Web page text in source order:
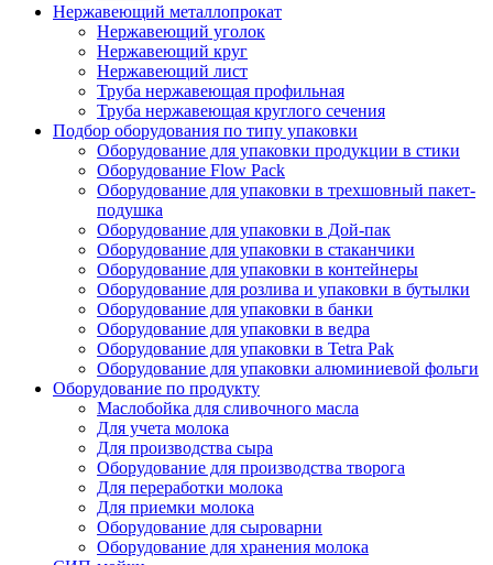
Нержавеющий металлопрокат
Нержавеющий уголок
Нержавеющий круг
Нержавеющий лист
Труба нержавеющая профильная
Труба нержавеющая круглого сечения
Подбор оборудования по типу упаковки
Оборудование для упаковки продукции в стики
Оборудование Flow Pack
Оборудование для упаковки в трехшовный пакет-
подушка
Оборудование для упаковки в Дой-пак
Оборудование для упаковки в стаканчики
Оборудование для упаковки в контейнеры
Оборудование для розлива и упаковки в бутылки
Оборудование для упаковки в банки
Оборудование для упаковки в ведра
Оборудование для упаковки в Tetra Pak
Оборудование для упаковки алюминиевой фольги
Оборудование по продукту
Маслобойка для сливочного масла
Для учета молока
Для производства сыра
Оборудование для производства творога
Для переработки молока
Для приемки молока
Оборудование для сыроварни
Оборудование для хранения молока